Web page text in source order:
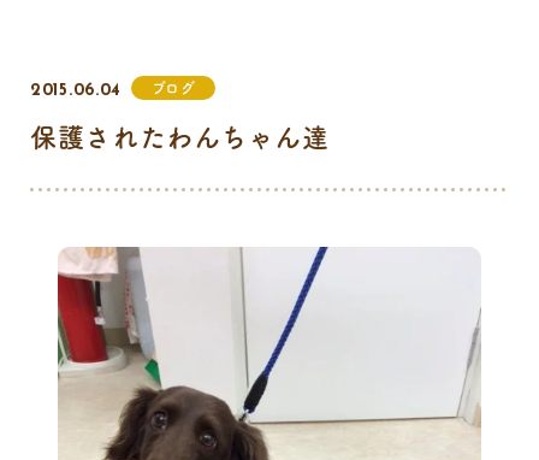
9:00 - 12:00
16:00 - 19:00
2015.06.04 ブログ
保護されたわんちゃん達